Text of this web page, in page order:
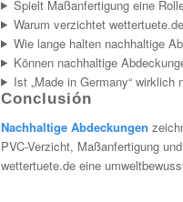
Spielt Maßanfertigung eine
Warum verzichtet
Wie lange halten nachhaltige
Können nachhaltige
Ist „Made in Germany“ wirklich
Conclusión
Nachhaltige Abdeckungen
PVC-Verzicht, Maßanfertigung
wettertuete.de eine